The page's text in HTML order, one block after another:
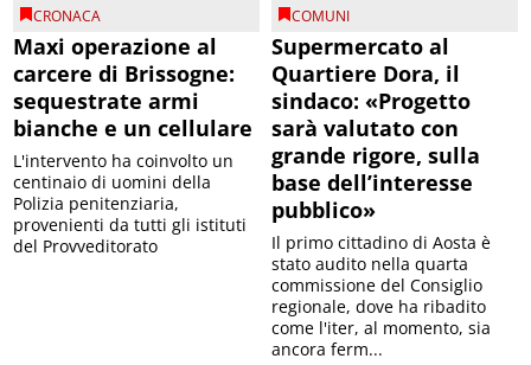
CRONACA
Maxi operazione al
carcere di Brissogne:
sequestrate armi
bianche e un cellulare
L'intervento ha coinvolto un
centinaio di uomini della
Polizia penitenziaria,
provenienti da tutti gli istituti
del Provveditorato
COMUNI
Supermercato al
Quartiere Dora, il
sindaco: «Progetto
sarà valutato con
grande rigore, sulla
base dell’interesse
pubblico»
Il primo cittadino di Aosta è
stato audito nella quarta
commissione del Consiglio
regionale, dove ha ribadito
come l'iter, al momento, sia
ancora ferm...